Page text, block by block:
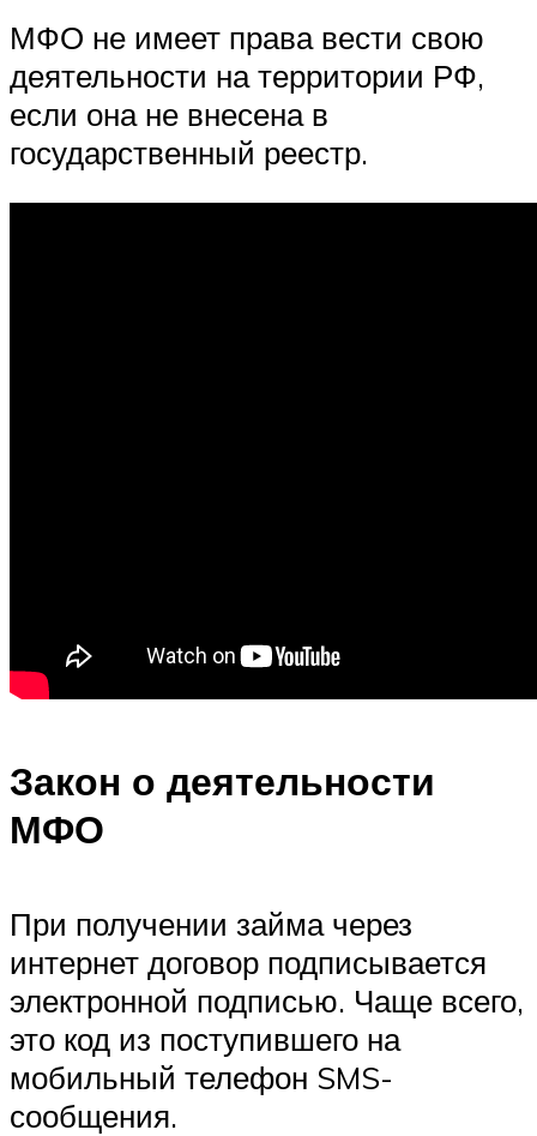
МФО не имеет права вести свою
деятельности на территории РФ,
если она не внесена в
государственный реестр.
Закон о деятельности
МФО
При получении займа через
интернет договор подписывается
электронной подписью. Чаще всего,
это код из поступившего на
мобильный телефон SMS-
сообщения.